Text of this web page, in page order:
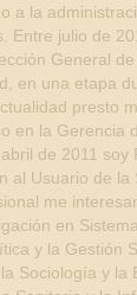
a la
Entre julio de
General
en una etapa
presto
en la Gerencia
de 2011 soy
al Usuario de
me
en
y la Gestión
Sociología y la